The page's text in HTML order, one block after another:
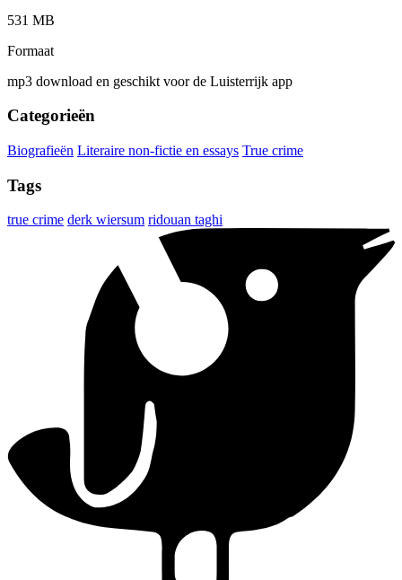
531 MB
Formaat
mp3 download en geschikt voor de Luisterrijk app
Categorieën
Biografieën Literaire non-fictie en essays True crime
Tags
true crime derk wiersum ridouan taghi